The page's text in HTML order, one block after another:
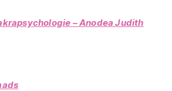
– Anodea Judith